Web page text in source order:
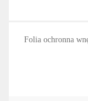
Folia ochronna